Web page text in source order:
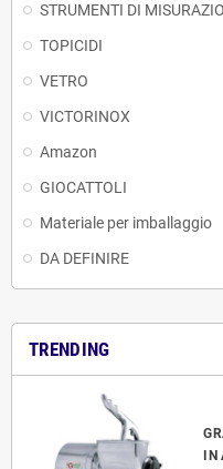
STRUMENTI DI
TOPICIDI
VETRO
VICTORINOX
Amazon
GIOCATTOLI
Materiale per imballaggio
DA DEFINIRE
TRENDING